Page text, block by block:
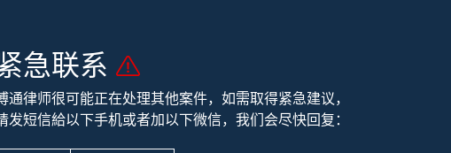
急联系
通律师很可能正在处理其他案件， 如需取得紧急建议，
发短信給以下手机或者加以下微信，我们会尽快回复：